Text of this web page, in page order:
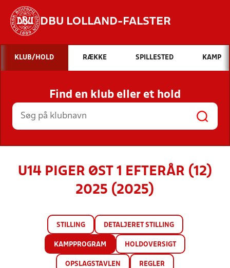
DBU LOLLAND-FALSTER
Hvad vil du søge efter?
INDHOLD OG NYHEDER
STILLINGER, RESULTATER, KLUBBER OG
HOLD
KLUB/HOLD RÆKKE SPILLESTED KAMP
Find en klub eller et hold
U14 PIGER ØST 1 EFTERÅR (12)
2025 (2025)
STILLING DETALJERET STILLING
KAMPPROGRAM HOLDOVERSIGT
OPSLAGSTAVLEN REGLER